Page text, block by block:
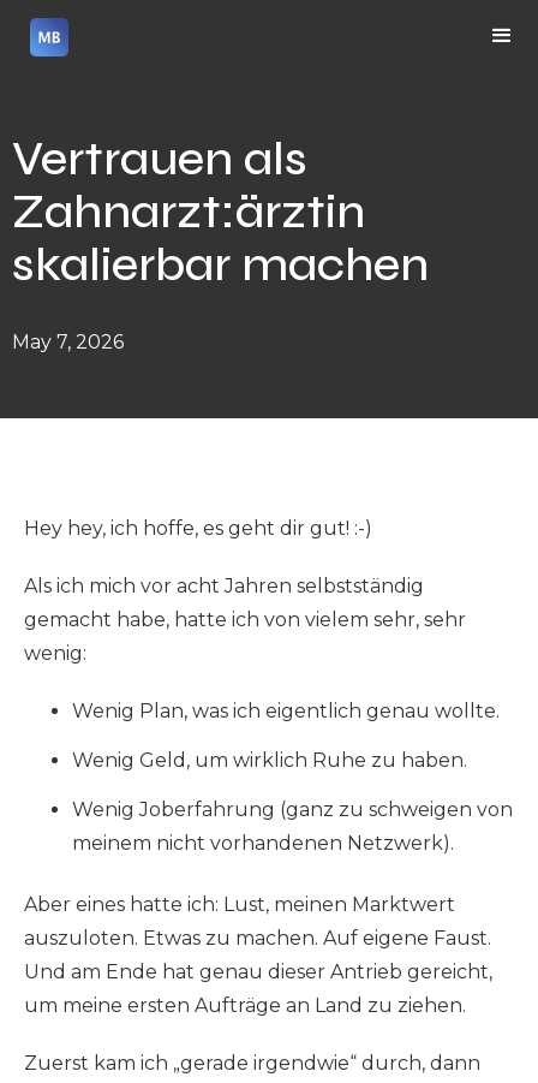
Vertrauen als
Zahnarzt:ärztin
skalierbar machen
May 7, 2026
Hey hey, ich hoffe, es geht dir gut! :-)
Als ich mich vor acht Jahren selbstständig
gemacht habe, hatte ich von vielem sehr, sehr
wenig:
Wenig Plan, was ich eigentlich genau wollte.
Wenig Geld, um wirklich Ruhe zu haben.
Wenig Joberfahrung (ganz zu schweigen von
meinem nicht vorhandenen Netzwerk).
Aber eines hatte ich: Lust, meinen Marktwert
auszuloten. Etwas zu machen. Auf eigene Faust.
Und am Ende hat genau dieser Antrieb gereicht,
um meine ersten Aufträge an Land zu ziehen.
Zuerst kam ich „gerade irgendwie“ durch, dann